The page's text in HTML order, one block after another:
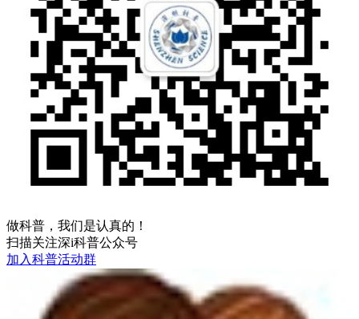
做科普，我们是认真的！
扫描关注深i科普公众号
加入科普活动群